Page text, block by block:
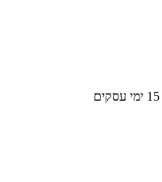
15 ימי עסקים